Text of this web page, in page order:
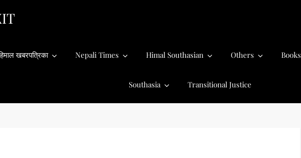
खबरपत्रिका Nepali Times Himal Southasian Others Books
Southasia Transitional Justice